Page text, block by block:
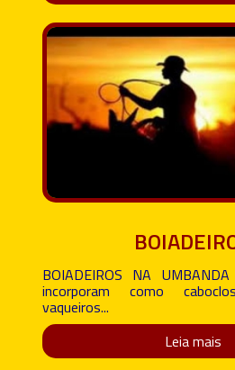
BOIADEIROS NA
incorporam como
vaqueiros...
Leia mais